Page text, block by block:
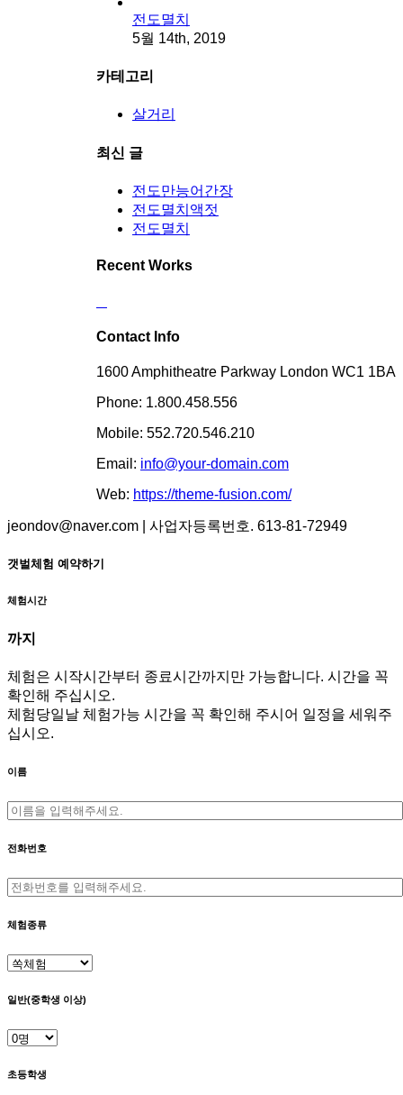
전도멸치
5월 14th, 2019
카테고리
살거리
최신 글
전도만능어간장
전도멸치액젓
전도멸치
Recent Works
Contact Info
1600 Amphitheatre Parkway London WC1 1BA
Phone: 1.800.458.556
Mobile: 552.720.546.210
Email: info@your-domain.com
Web: https://theme-fusion.com/
jeondov@naver.com | 사업자등록번호. 613-81-72949
갯벌체험 예약하기
체험시간
까지
체험은 시작시간부터 종료시간까지만 가능합니다. 시간을 꼭
확인해 주십시오.
체험당일날 체험가능 시간을 꼭 확인해 주시어 일정을 세워주
십시오.
이름
전화번호
체험종류
일반(중학생 이상)
초등학생